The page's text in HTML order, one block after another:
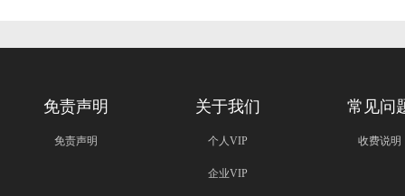
免责声明
免责声明
关于我们
个人VIP
企业VIP
常见问
收费说明